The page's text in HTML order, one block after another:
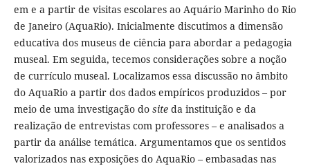
em e a partir de visitas escolares ao Aquário Marinho do Rio
de Janeiro (AquaRio). Inicialmente discutimos a dimensão
educativa dos museus de ciência para abordar a pedagogia
museal. Em seguida, tecemos considerações sobre a noção
de currículo museal. Localizamos essa discussão no âmbito
do AquaRio a partir dos dados empíricos produzidos – por
meio de uma investigação do siteda instituição e da
realização de entrevistas com professores – e analisados a
partir da análise temática. Argumentamos que os sentidos
valorizados nas exposições do AquaRio – embasadas nas